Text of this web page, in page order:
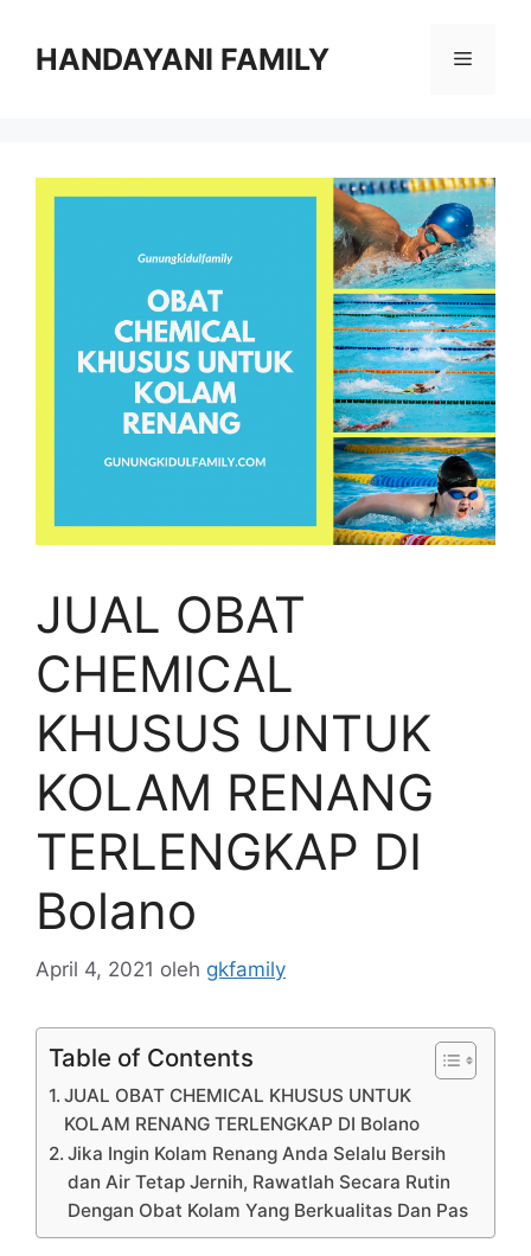
HANDAYANI FAMILY Menu
JUAL OBAT
CHEMICAL
KHUSUS UNTUK
KOLAM RENANG
TERLENGKAP DI
Bolano
April 4, 2021 oleh gkfamily
Table of Contents
JUAL OBAT CHEMICAL KHUSUS UNTUK
KOLAM RENANG TERLENGKAP DI Bolano
Jika Ingin Kolam Renang Anda Selalu Bersih
dan Air Tetap Jernih, Rawatlah Secara Rutin
Dengan Obat Kolam Yang Berkualitas Dan Pas